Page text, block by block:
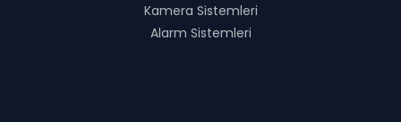
Kamera Sistemleri
Alarm Sistemleri